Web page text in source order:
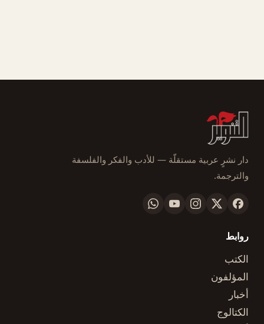
دار نشرٍ عربية مستقلّة — للأدب والفكر والفلسفة
والترجمة.
روابط
الكتب
المؤلفون
أخبار
الكتالوج